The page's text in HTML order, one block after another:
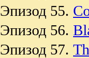
Эпизод 55.
Эпизод 56.
Эпизод 57.